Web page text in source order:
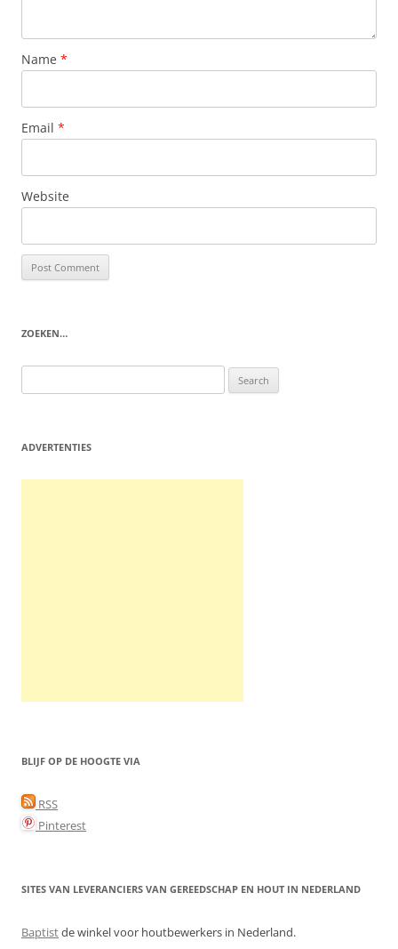
Name *
Email *
Website
ZOEKEN…
for:
ADVERTENTIES
BLIJF OP DE HOOGTE VIA
RSS
Pinterest
SITES VAN LEVERANCIERS VAN GEREEDSCHAP EN HOUT IN NEDERLAND
Baptistde winkel voor houtbewerkers in Nederland.